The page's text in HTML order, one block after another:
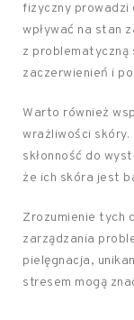
fizyczny prowadzi
wpływać na stan
z problematyczną
zaczerwienień i
Warto również
wrażliwości
skłonność do
że ich skóra jest
Zrozumienie tych
zarządzania
pielęgnacja,
stresem mogą